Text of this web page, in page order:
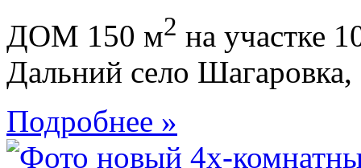
ДОМ 150 м2 на участке
Дальний село
Подробнее »